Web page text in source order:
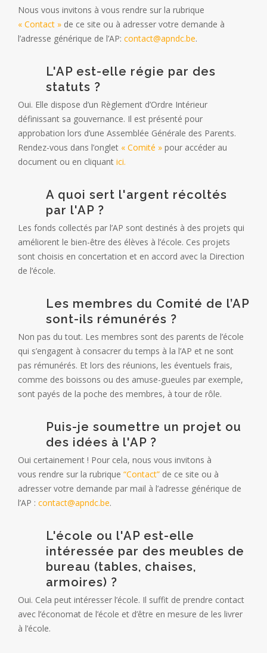
Nous vous invitons à vous rendre sur la rubrique
« Contact » de ce site ou à adresser votre demande à
l’adresse générique de l’AP: contact@apndc.be.
L'AP est-elle régie par des
statuts ?
Oui. Elle dispose d’un Règlement d’Ordre Intérieur
définissant sa gouvernance. Il est présenté pour
approbation lors d’une Assemblée Générale des Parents.
Rendez-vous dans l’onglet « Comité » pour accéder au
document ou en cliquant ici.
A quoi sert l'argent récoltés
par l'AP ?
Les fonds collectés par l’AP sont destinés à des projets qui
améliorent le bien-être des élèves à l’école. Ces projets
sont choisis en concertation et en accord avec la Direction
de l’école.
Les membres du Comité de l’AP
sont-ils rémunérés ?
Non pas du tout. Les membres sont des parents de l’école
qui s’engagent à consacrer du temps à la l’AP et ne sont
pas rémunérés. Et lors des réunions, les éventuels frais,
comme des boissons ou des amuse-gueules par exemple,
sont payés de la poche des membres, à tour de rôle.
Puis-je soumettre un projet ou
des idées à l'AP ?
Oui certainement ! Pour cela, nous vous invitons à
vous rendre sur la rubrique “Contact” de ce site ou à
adresser votre demande par mail à l’adresse générique de
l’AP : contact@apndc.be.
L'école ou l'AP est-elle
intéressée par des meubles de
bureau (tables, chaises,
armoires) ?
Oui. Cela peut intéresser l’école. Il suffit de prendre contact
avec l’économat de l’école et d’être en mesure de les livrer
à l’école.